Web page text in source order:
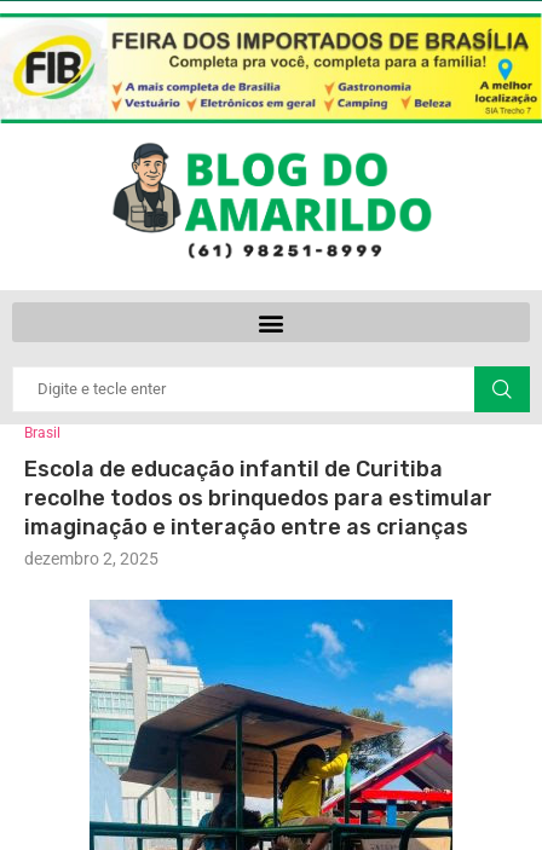
Brasil
Escola de educação infantil de Curitiba
recolhe todos os brinquedos para estimular
imaginação e interação entre as crianças
dezembro 2, 2025